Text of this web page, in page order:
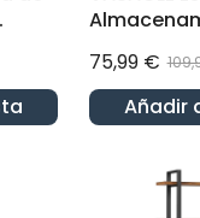
cm Marrón
Negro
75,99 €
Añadir